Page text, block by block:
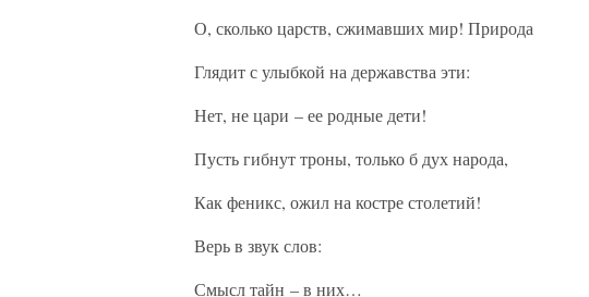
О, сколько царств, сжимавших мир! Природа
Глядит с улыбкой на державства эти:
Нет, не цари – ее родные дети!
Пусть гибнут троны, только б дух народа,
Как феникс, ожил на костре столетий!
Верь в звук слов:
Смысл тайн – в них…